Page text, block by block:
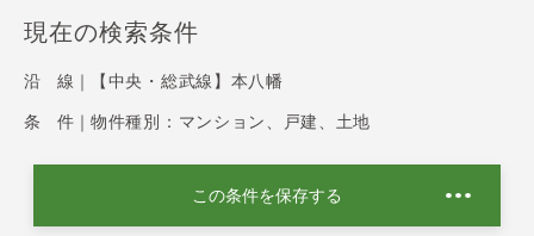
現在の検索条件
沿 線｜ 【中央・総武線】本八幡
条 件｜ 物件種別：マンション、戸建、土地
この条件を保存する